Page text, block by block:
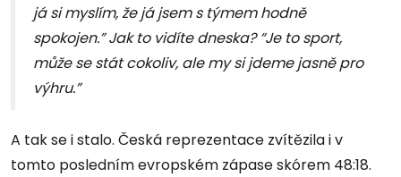
já si myslím, že já jsem s týmem hodně
spokojen.” Jak to vidíte dneska? “Je to sport,
může se stát cokoliv, ale my si jdeme jasně pro
výhru.”
A tak se i stalo. Česká reprezentace zvítězila i v
tomto posledním evropském zápase skórem 48:18.